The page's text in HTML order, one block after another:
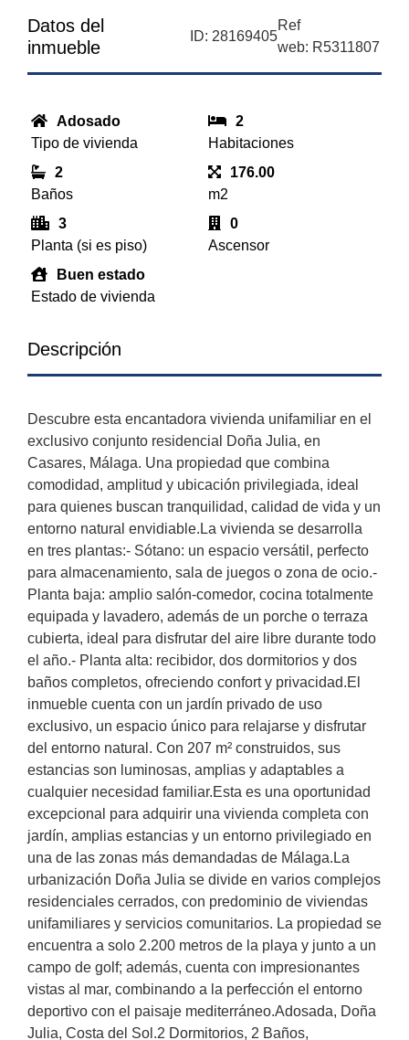
Datos del
inmueble
ID: 28169405
Ref
web: R5311807
Adosado
Tipo de vivienda
2
Habitaciones
2
Baños
176.00
m2
3
Planta (si es piso)
0
Ascensor
Buen estado
Estado de vivienda
Descripción
Descubre esta encantadora vivienda unifamiliar en el
exclusivo conjunto residencial Doña Julia, en
Casares, Málaga. Una propiedad que combina
comodidad, amplitud y ubicación privilegiada, ideal
para quienes buscan tranquilidad, calidad de vida y un
entorno natural envidiable.La vivienda se desarrolla
en tres plantas:- Sótano: un espacio versátil, perfecto
para almacenamiento, sala de juegos o zona de ocio.-
Planta baja: amplio salón-comedor, cocina totalmente
equipada y lavadero, además de un porche o terraza
cubierta, ideal para disfrutar del aire libre durante todo
el año.- Planta alta: recibidor, dos dormitorios y dos
baños completos, ofreciendo confort y privacidad.El
inmueble cuenta con un jardín privado de uso
exclusivo, un espacio único para relajarse y disfrutar
del entorno natural. Con 207 m² construidos, sus
estancias son luminosas, amplias y adaptables a
cualquier necesidad familiar.Esta es una oportunidad
excepcional para adquirir una vivienda completa con
jardín, amplias estancias y un entorno privilegiado en
una de las zonas más demandadas de Málaga.La
urbanización Doña Julia se divide en varios complejos
residenciales cerrados, con predominio de viviendas
unifamiliares y servicios comunitarios. La propiedad se
encuentra a solo 2.200 metros de la playa y junto a un
campo de golf; además, cuenta con impresionantes
vistas al mar, combinando a la perfección el entorno
deportivo con el paisaje mediterráneo.Adosada, Doña
Julia, Costa del Sol.2 Dormitorios, 2 Baños,